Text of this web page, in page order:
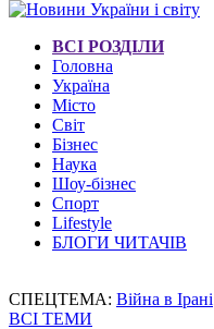
ВСІ РОЗДІЛИ
Головна
Україна
Місто
Світ
Бізнес
Наука
Шоу-бізнес
Спорт
Lifestyle
БЛОГИ ЧИТАЧІВ
СПЕЦТЕМА: Війна в Ірані
ВСІ ТЕМИ